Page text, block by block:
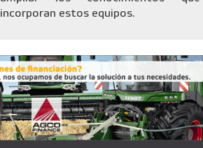
incorporan estos equipos.